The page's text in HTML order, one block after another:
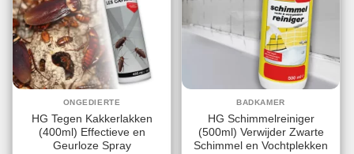
ONGEDIERTE
HG Tegen Kakkerlakken
(400ml) Effectieve en
Geurloze Spray
BADKAMER
HG Schimmelreiniger
(500ml) Verwijder Zwarte
Schimmel en Vochtplekken